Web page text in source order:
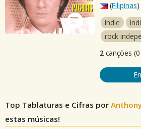
(Filipinas)
indie
rock
2 canções
Top Tablaturas e Cifras por
estas músicas!